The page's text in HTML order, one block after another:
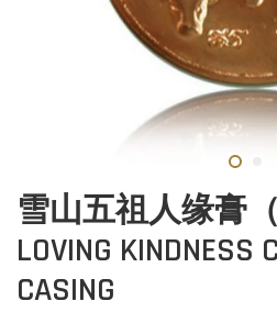
雪山五祖人缘膏
LOVING KINDNESS
CASING